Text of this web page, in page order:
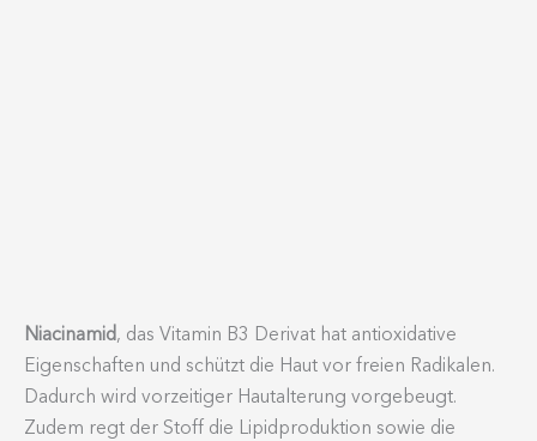
Niacinamid, das Vitamin B3 Derivat hat antioxi­dative
Eigen­schaften und schützt die Haut vor freien Radikalen.
Dadurch wird vorzei­tiger Hautal­terung vorge­beugt.
Zudem regt der Stoff die Lipid­pro­duktion sowie die